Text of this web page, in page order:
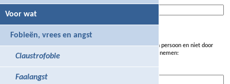
Voor wat
Fobieën, vrees en angst
Claustrofobie
Faalangst
Verificatie
Om er zeker van te zijn, dat dit formulier is ingevuld door een persoon en niet door
een spam-programma, wordt je verzocht om de code over te nemen: